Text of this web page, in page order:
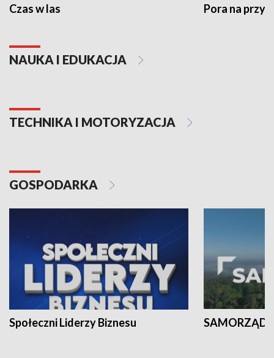
Czas w las Pora na
NAUKA I EDUKACJA
TECHNIKA I MOTORYZACJA
GOSPODARKA
Społeczni Liderzy Biznesu SAMORZĄD